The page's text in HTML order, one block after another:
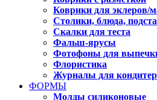
Коврики для эклеров/
Столики, блюда,
Скалки для теста
Фальш-ярусы
Фотофоны для
Флористика
Журналы для
ФОРМЫ
Молды силиконовые